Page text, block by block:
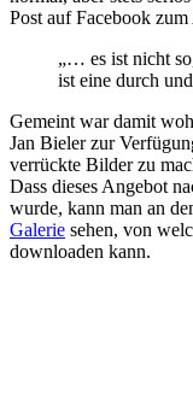
Post auf Facebook
„… es ist nicht
ist eine durch
Gemeint war damit
Jan Bieler zur
verrückte Bilder zu
Dass dieses Angebot
wurde, kann man an
Galerie sehen, von
downloaden kann.